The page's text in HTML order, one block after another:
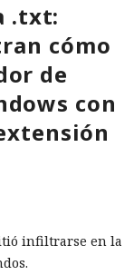
.txt:
cómo
de
con
infiltrarse en la